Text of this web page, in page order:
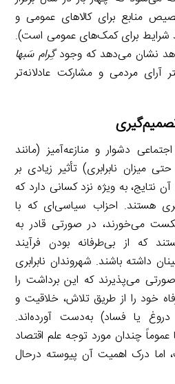
منابع برای کالاهای عمومی و
شرایط برای کمک‌های عمومی است).
نشان می‌دهد که وجودگِرام سَبها
آرای مردمی و مشارکت عادلانه‌تر
دشوار و منازعه‌آمیز (مانند
میزان نابرابری) تأثیر زیادی بر
نتایج، به ویژه نزد کسانی دارد که
هستند. احزاب سیاسی‌ای که با
می‌خورند، در صورتی قادر به
که از بی‌طرفانه بودن فرآیند
داشته باشند. شهروندان نابرابری
صورتی می‌پذیرند که این برداشت را
خود را از طریق تلاش، خلاقیت و
یا فساد) به‌دست آورده‌اند.
چندان مورد توجه علم اقتصاد
درک اهمیت آن پیوسته درحال